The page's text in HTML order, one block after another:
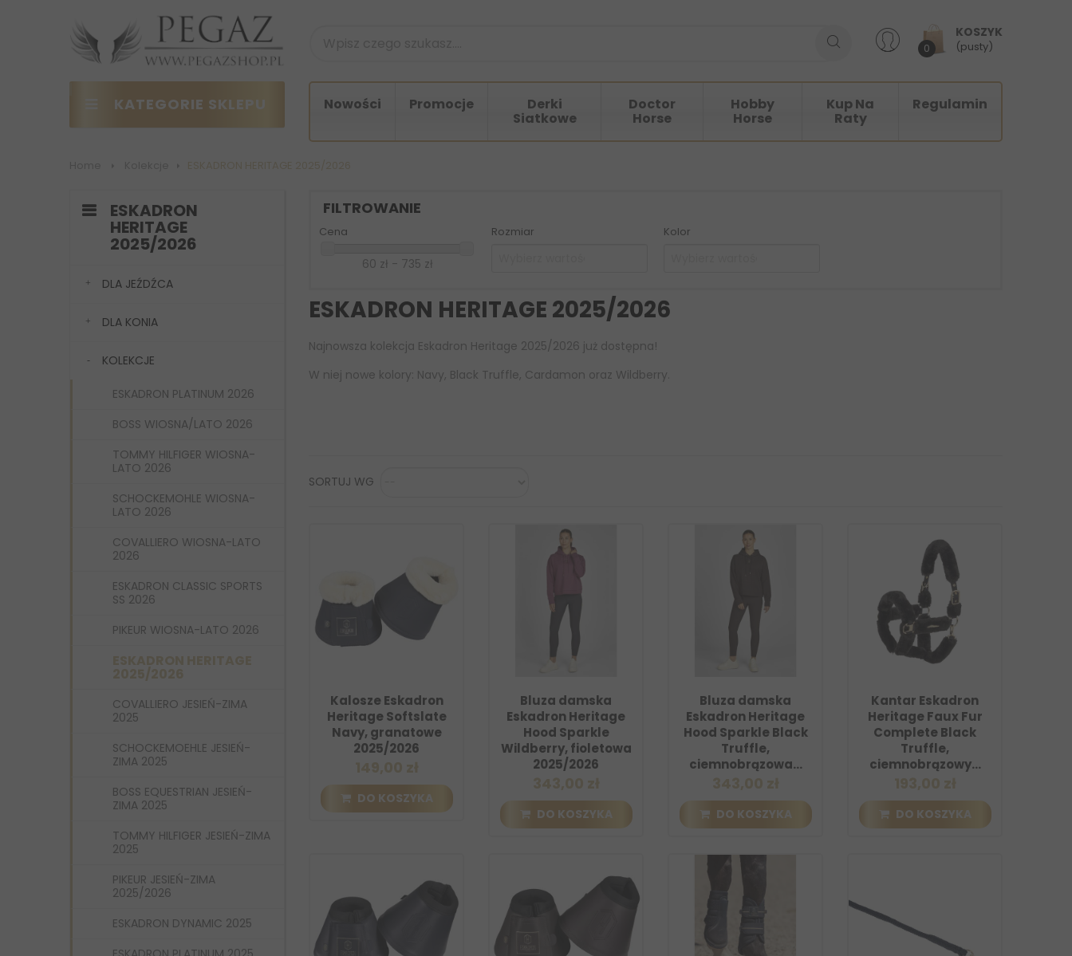
KOSZYK
0 (pusty)
KATEGORIE SKLEPU Nowości Promocje Derki
Siatkowe
Doctor
Horse
Hobby
Horse
Kup Na
Raty
Regulamin
ESKADRON
HERITAGE
2025/2026
DLA JEŹDŹCA
DLA KONIA
KOLEKCJE
ESKADRON PLATINUM 2026
BOSS WIOSNA/LATO 2026
TOMMY HILFIGER WIOSNA-
LATO 2026
SCHOCKEMOHLE WIOSNA-
LATO 2026
COVALLIERO WIOSNA-LATO
2026
ESKADRON CLASSIC SPORTS
SS 2026
PIKEUR WIOSNA-LATO 2026
COVALLIERO JESIEŃ-ZIMA
2025
SCHOCKEMOEHLE JESIEŃ-
ZIMA 2025
BOSS EQUESTRIAN JESIEŃ-
ZIMA 2025
TOMMY HILFIGER JESIEŃ-ZIMA
2025
PIKEUR JESIEŃ-ZIMA
2025/2026
ESKADRON DYNAMIC 2025
FILTROWANIE
Cena
60 zł - 735 zł
Rozmiar Kolor
ESKADRON HERITAGE 2025/2026
Najnowsza kolekcja Eskadron Heritage 2025/2026 już dostępna!
W niej nowe kolory: Navy, Black Truffle, Cardamon oraz Wildberry.
SORTUJ WG
Kalosze Eskadron
Heritage Softslate
Navy, granatowe
2025/2026
DO KOSZYKA
Bluza damska
Eskadron Heritage
Hood Sparkle
Wildberry, fioletowa
2025/2026
DO KOSZYKA
Bluza damska
Eskadron Heritage
Hood Sparkle Black
Truffle,
ciemnobrązowa...
DO KOSZYKA
Kantar Eskadron
Heritage Faux Fur
Complete Black
Truffle,
ciemnobrązowy...
DO KOSZYKA